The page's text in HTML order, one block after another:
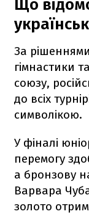
Що
За
гімнастики
союзу,
до всіх
символікою.
У фіналі
перемогу
а бронзову
Варвара
золото